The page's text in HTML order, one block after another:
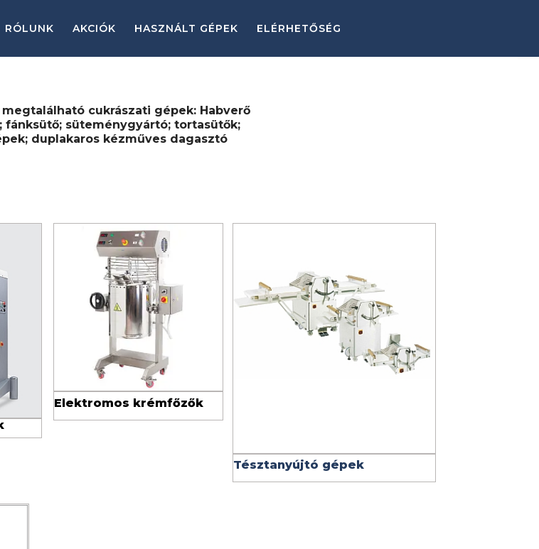
RÓLUNK AKCIÓK HASZNÁLT GÉPEK ELÉRHETŐSÉG
cukrászati gépek: Habverő
fánksütő; süteménygyártó; tortasütők;
duplakaros kézműves dagasztó
Elektromos krémfőzők
Tésztanyújtó gépek